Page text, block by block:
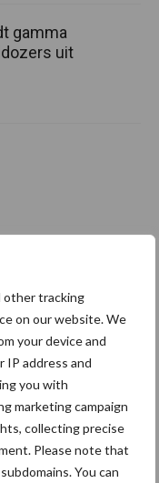
other tracking
on our website. We
your device and
IP address and
you with
marketing campaign
collecting precise
Please note that
You can
gamma
uit
& ruwvoer